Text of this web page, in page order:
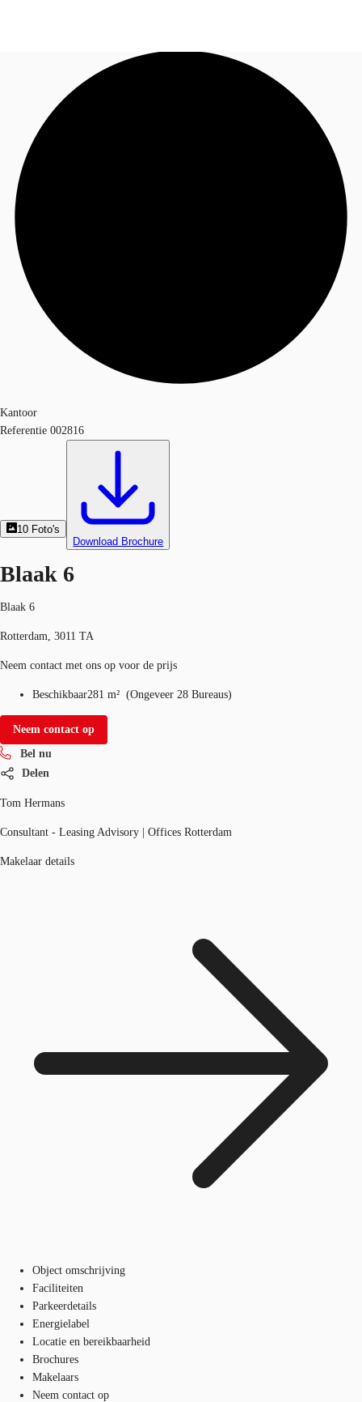
Nieuws & onderzoek
Favorieten
Bel nu
Kantoor
Referentie 002816
10 Foto's
Download Brochure
Blaak 6
Blaak 6
Rotterdam, 3011 TA
Neem contact met ons op voor de prijs
Beschikbaar281 m² (Ongeveer 28 Bureaus)
Neem contact op
Bel nu
Delen
Tom Hermans
Consultant - Leasing Advisory | Offices Rotterdam
Makelaar details
Object omschrijving
Faciliteiten
Parkeerdetails
Energielabel
Locatie en bereikbaarheid
Brochures
Makelaars
Neem contact op